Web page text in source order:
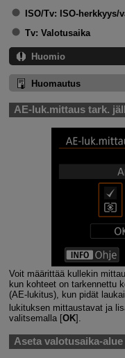
ISO/Tv: ISO-herkkyys/
Tv: Valotusaika
Huomio
Huomautus
AE-luk.mittaus tark.
Voit määrittää kullekin
kun kohteet on tarkennettu
(AE-lukitus), kun pidät
lukituksen mittaustavat ja
valitsemalla [OK].
Aseta valotusaika-alue